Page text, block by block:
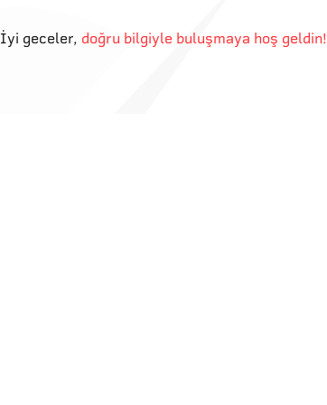
İyi geceler, doğru bilgiyle buluşmaya hoş geldin!